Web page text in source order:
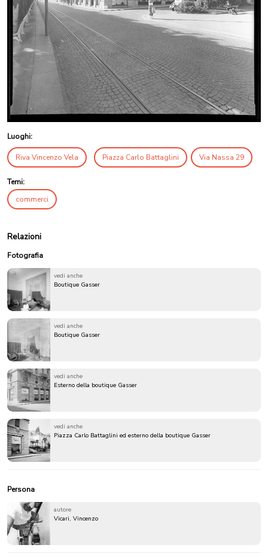
Luoghi:
Riva Vincenzo Vela Piazza Carlo Battaglini Via Nassa 29
Temi:
commerci
Relazioni
Fotografia
vedi anche
Boutique Gasser
vedi anche
Boutique Gasser
vedi anche
Esterno della boutique Gasser
vedi anche
Piazza Carlo Battaglini ed esterno della boutique Gasser
Persona
autore
Vicari, Vincenzo